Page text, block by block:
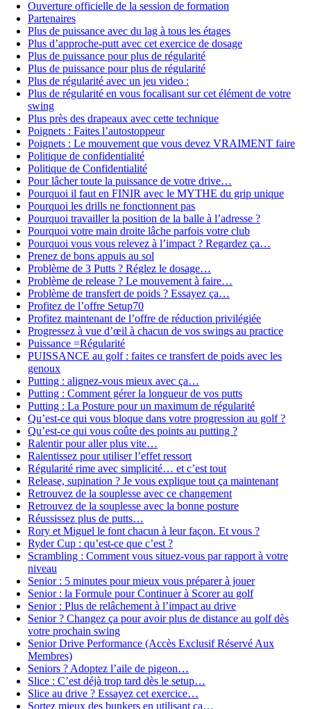
Ouverture officielle de la session de formation
Partenaires
Plus de puissance avec du lag à tous les étages
Plus d’approche-putt avec cet exercice de dosage
Plus de puissance pour plus de régularité
Plus de puissance pour plus de régularité
Plus de régularité avec un jeu video :
Plus de régularité en vous focalisant sur cet élément de votre
swing
Plus près des drapeaux avec cette technique
Poignets : Faites l’autostoppeur
Poignets : Le mouvement que vous devez VRAIMENT faire
Politique de confidentialité
Politique de Confidentialité
Pour lâcher toute la puissance de votre drive…
Pourquoi il faut en FINIR avec le MYTHE du grip unique
Pourquoi les drills ne fonctionnent pas
Pourquoi travailler la position de la balle à l’adresse ?
Pourquoi votre main droite lâche parfois votre club
Pourquoi vous vous relevez à l’impact ? Regardez ça…
Prenez de bons appuis au sol
Problème de 3 Putts ? Réglez le dosage…
Problème de release ? Le mouvement à faire…
Problème de transfert de poids ? Essayez ça…
Profitez de l’offre Setup70
Profitez maintenant de l’offre de réduction privilégiée
Progressez à vue d’œil à chacun de vos swings au practice
Puissance =Régularité
PUISSANCE au golf : faites ce transfert de poids avec les
genoux
Putting : alignez-vous mieux avec ça…
Putting : Comment gérer la longueur de vos putts
Putting : La Posture pour un maximum de régularité
Qu’est-ce qui vous bloque dans votre progression au golf ?
Qu’est-ce qui vous coûte des points au putting ?
Ralentir pour aller plus vite…
Ralentissez pour utiliser l’effet ressort
Régularité rime avec simplicité… et c’est tout
Release, supination ? Je vous explique tout ça maintenant
Retrouvez de la souplesse avec ce changement
Retrouvez de la souplesse avec la bonne posture
Réussissez plus de putts…
Rory et Miguel le font chacun à leur façon. Et vous ?
Ryder Cup : qu’est-ce que c’est ?
Scrambling : Comment vous situez-vous par rapport à votre
niveau
Senior : 5 minutes pour mieux vous préparer à jouer
Senior : la Formule pour Continuer à Scorer au golf
Senior : Plus de relâchement à l’impact au drive
Senior ? Changez ça pour avoir plus de distance au golf dès
votre prochain swing
Senior Drive Performance (Accès Exclusif Réservé Aux
Membres)
Seniors ? Adoptez l’aile de pigeon…
Slice : C’est déjà trop tard dès le setup…
Slice au drive ? Essayez cet exercice…
Sortez mieux des bunkers en utilisant ça…